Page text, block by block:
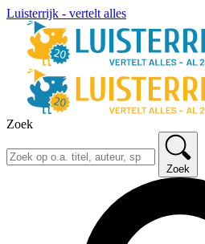
Luisterrijk - vertelt alles
Zoek
Zoek